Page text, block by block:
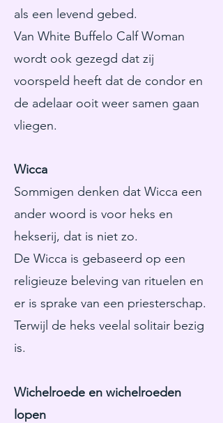
als een levend gebed.
Van White Buffelo Calf Woman
wordt ook gezegd dat zij
voorspeld heeft dat de condor en
de adelaar ooit weer samen gaan
vliegen.
Wicca
Sommigen denken dat Wicca een
ander woord is voor heks en
hekserij, dat is niet zo.
De Wicca is gebaseerd op een
religieuze beleving van rituelen en
er is sprake van een priesterschap.
Terwijl de heks veelal solitair bezig
is.
Wichelroede en wichelroeden
lopen